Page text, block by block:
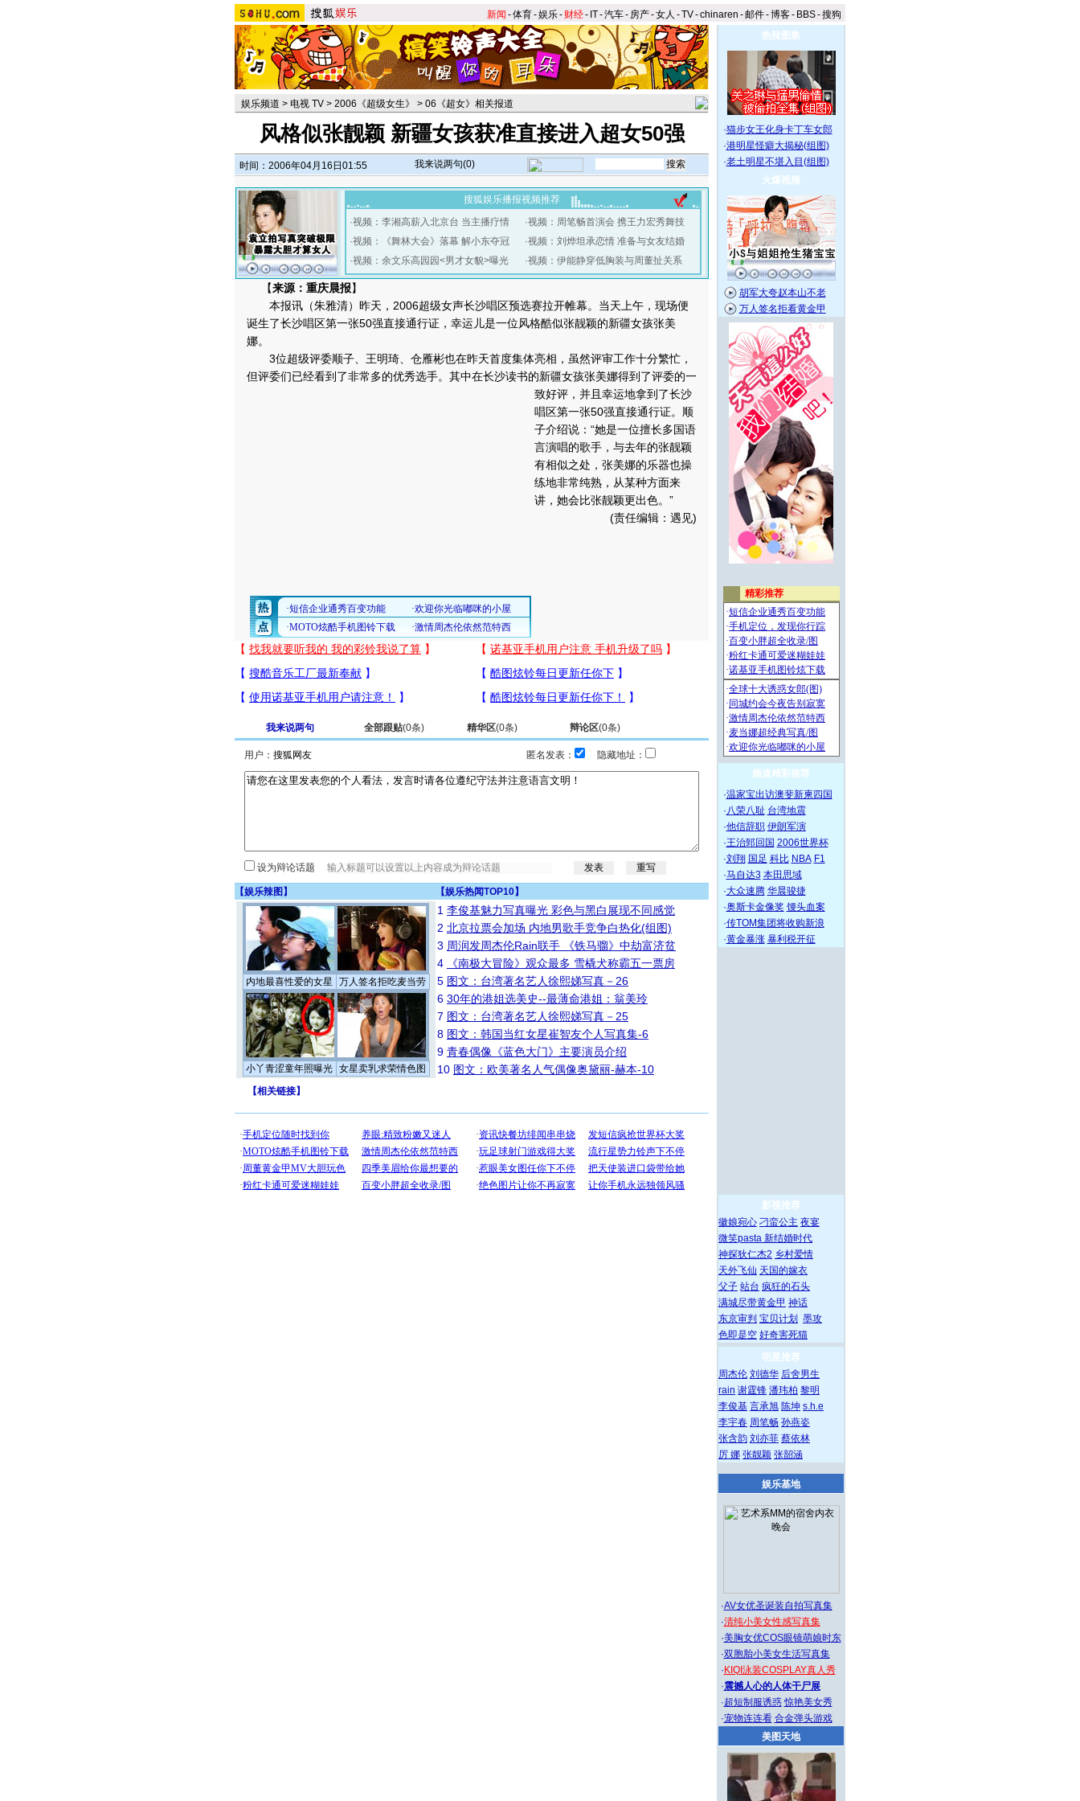
新闻 -体育-娱乐- 财经- IT-汽车- 房产-女人 -TV-chinaren -邮件-博客- BBS-搜狗
娱乐频道 > 电视 TV > 2006《超级女生》 > 06《超女》相关报道
风格似张靓颖 新疆女孩获准直接进入超女50强
时间：2006年04月16日01:55 我来说两句(0)
搜狐娱乐播报视频推荐
·视频：李湘高薪入北京台 当主播疗情
·视频：《舞林大会》落幕 解小东夺冠
·视频：余文乐高园园<男才女貌>曝光
·视频：周笔畅首演会 携王力宏秀舞技
·视频：刘烨坦承恋情 准备与女友结婚
·视频：伊能静穿低胸装与周董扯关系
【来源：重庆晨报】
本报讯（朱雅清）昨天，2006超级女声长沙唱区预选赛拉开帷幕。当天上午，现场便
诞生了长沙唱区第一张50强直接通行证，幸运儿是一位风格酷似张靓颖的新疆女孩张美
娜。
3位超级评委顺子、王明琦、仓雁彬也在昨天首度集体亮相，虽然评审工作十分繁忙，
但评委们已经看到了非常多的优秀选手。 其中在长沙读书的新疆女孩张美娜得到了评委的一
致好评，并且幸运地拿到了长沙
唱区第一张50强直接通行证。顺
子介绍说：“她是一位擅长多国语
言演唱的歌手，与去年的张靓颖
有相似之处，张美娜的乐器也操
练地非常纯熟，从某种方面来
讲，她会比张靓颖更出色。”
(责任编辑：遇见)
我来说两句 全部跟贴(0条) 精华区(0条) 辩论区(0条)
用户： 匿名发表： 隐藏地址：
设为辩论话题
【娱乐辣图 】 【娱乐热闻TOP10】
内地最喜性爱的女星 万人签名拒吃麦当劳
小丫青涩童年照曝光 女星卖乳求荣情色图
1 李俊基魅力写真曝光 彩色与黑白展现不同感觉
2 北京拉票会加场 内地男歌手竞争白热化(组图)
3 周润发周杰伦Rain联手 《铁马骝》中劫富济贫
4
《南极大冒险》观众最多 雪橇犬称霸五一票房
5 图文：台湾著名艺人徐熙娣写真－26
6 30年的港姐选美史--最薄命港姐：翁美玲
7 图文：台湾著名艺人徐熙娣写真－25
8 图文：韩国当红女星崔智友个人写真集-6
9 青春偶像《蓝色大门》主要演员介绍
10 图文：欧美著名人气偶像奥黛丽-赫本-10
【相关链接】
热辣图集
·猫步女王化身卡丁车女郎
·港明星怪癖大揭秘(组图)
·老土明星不堪入目(组图)
火爆视频
胡军大夸赵本山不老
万人签名拒看黄金甲
频道精彩推荐
·温家宝出访澳斐新柬四国
·八荣八耻 台湾地震
·他信辞职 伊朗军演
·王治郅回国 2006世界杯
·刘翔 国足 科比 NBA F1
·马自达3 本田思域
·大众速腾 华晨骏捷
·奥斯卡金像奖 馒头血案
·传TOM集团将收购新浪
·黄金暴涨 暴利税开征
影视推荐
徽娘宛心 刁蛮公主 夜宴
微笑pasta 新结婚时代
神探狄仁杰2 乡村爱情
天外飞仙 天国的嫁衣
父子 站台 疯狂的石头
满城尽带黄金甲 神话
东京审判 宝贝计划
墨攻
色即是空 好奇害死猫
明星推荐
周杰伦 刘德华 后舍男生
rain 谢霆锋 潘玮柏 黎明
李俊基 言承旭 陈坤 s.h.e
李宇春 周笔畅 孙燕姿
张含韵 刘亦菲 蔡依林
厉 娜 张靓颖 张韶涵
娱乐基地
·AV女优圣诞装自拍写真集
·清纯小美女性感写真集
·美胸女优COS眼镜萌娘时东
·双胞胎小美女生活写真集
· KIQI泳装COSPLAY真人秀
·震撼人心的人体干尸展
·超短制服诱惑 惊艳美女秀
·宠物连连看 合金弹头游戏
美图天地